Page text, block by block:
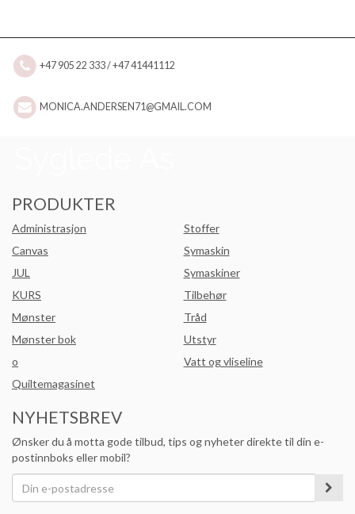
+47 905 22 333 / +47 41441112
MONICA.ANDERSEN71@GMAIL.COM
PRODUKTER
Administrasjon
Canvas
JUL
KURS
Mønster
Mønster bok
o
Quiltemagasinet
Stoffer
Symaskin
Symaskiner
Tilbehør
Tråd
Utstyr
Vatt og vliseline
NYHETSBREV
Ønsker du å motta gode tilbud, tips og nyheter direkte til din e-
postinnboks eller mobil?